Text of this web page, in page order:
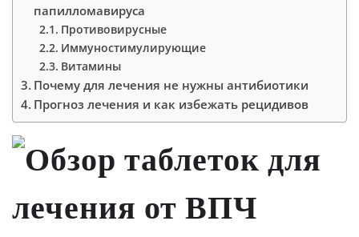
папилломавируса
Противовирусные
Иммуностимулирующие
Витамины
Почему для лечения не нужны антибиотики
Прогноз лечения и как избежать рецидивов